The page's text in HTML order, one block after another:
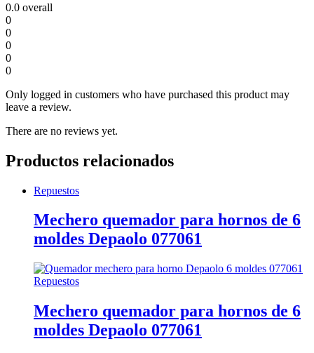
0.0 overall
0
0
0
0
0
Only logged in customers who have purchased this product may
leave a review.
There are no reviews yet.
Productos relacionados
Repuestos
Mechero quemador para hornos de 6
moldes Depaolo 077061
Repuestos
Mechero quemador para hornos de 6
moldes Depaolo 077061